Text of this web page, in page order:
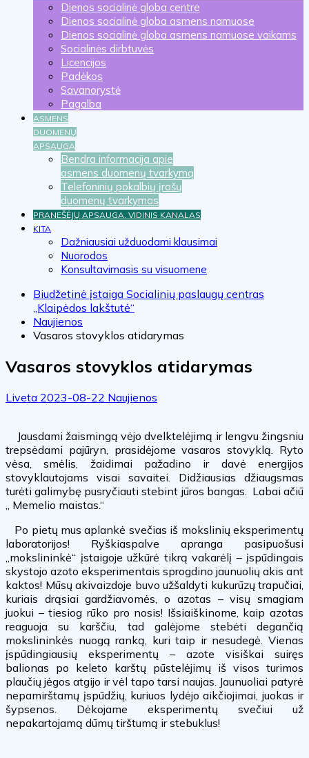
Dienos socialinė globa centre
Dienos socialinė globa asmens namuose
Dienos socialinė globa asmens namuose vaikams
Socialinės dirbtuvės
Licencijos
Padėkos
Savanorystė
Pagalba
ASMENS
DUOMENŲ
APSAUGA
Bendra informacija apie
asmens duomenų tvarkymą
Telefoninių pokalbių įrašų
duomenų tvarkymas
PRANEŠĖJŲ APSAUGA. VIDINIS KANALAS
KITA
Dažniausiai užduodami klausimai
Nuorodos
Konsultavimasis su visuomene
Biudžetinė įstaiga Socialinių paslaugų centras
„Klaipėdos lakštutė“
Naujienos
Vasaros stovyklos atidarymas
Vasaros stovyklos atidarymas
Liveta 2023-08-22 Naujienos
Jausdami žaismingą vėjo dvelktelėjimą ir lengvu žingsniu
trepsėdami pajūryn, prasidėjome vasaros stovyklą. Ryto
vėsa, smėlis, žaidimai pažadino ir davė energijos
stovyklautojams visai savaitei. Didžiausias džiaugsmas
turėti galimybę pusryčiauti stebint jūros bangas. Labai ačiū
„ Memelio maistas.“
Po pietų mus aplankė svečias iš mokslinių eksperimentų
laboratorijos! Ryškiaspalve apranga pasipuošusi
„mokslininkė“ įstaigoje užkūrė tikrą vakarėlį – įspūdingais
skystojo azoto eksperimentais sprogdino jaunuolių akis ant
kaktos! Mūsų akivaizdoje buvo užšaldyti kukurūzų trapučiai,
kuriais drąsiai gardžiavomės, o azotas – visų smagiam
juokui – tiesiog rūko pro nosis! Išsiaiškinome, kaip azotas
reaguoja su karščiu, tad galėjome stebėti degančią
mokslininkės nuogą ranką, kuri taip ir nesudegė. Vienas
įspūdingiausių eksperimentų – azote visiškai suiręs
balionas po keleto karštų pūstelėjimų iš visos turimos
plaučių jėgos atgijo ir vėl tapo tarsi naujas. Jaunuoliai patyrė
nepamirštamų įspūdžių, kuriuos lydėjo aikčiojimai, juokas ir
šypsenos. Dėkojame eksperimentų svečiui už
nepakartojamą dūmų tirštumą ir stebuklus!